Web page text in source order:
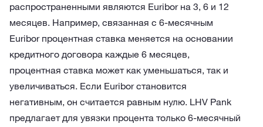
распространенными являются Euribor на 3, 6 и 12
месяцев. Например, связанная с 6-месячным
Euribor процентная ставка меняется на основании
кредитного договора каждые 6 месяцев,
процентная ставка может как уменьшаться, так и
увеличиваться. Если Euribor становится
негативным, он считается равным нулю. LHV Pank
предлагает для увязки процента только 6-месячный